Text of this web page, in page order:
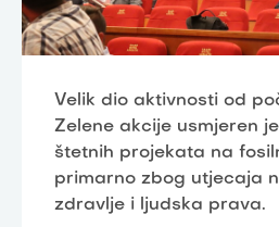
Velik dio aktivnosti od
Zelene akcije usmjeren
štetnih projekata na
primarno zbog utjecaja
zdravlje i ljudska prava.